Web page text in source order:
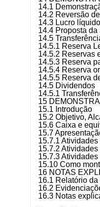
14.1
14.2 Reversão
14.3 Lucro
14.4 Proposta
14.5
14.5.1 Reserva
14.5.2 Reservas
14.5.3 Reserva
14.5.4 Reserva
14.5.5 Reserva
14.5 Dividendos
14.5.1
15
15.1 Introdução
15.2 Objetivo,
15.6 Caixa e
15.7
15.7.1
15.7.2
15.7.3
15.10 Como
16 NOTAS
16.1 Relatório da
16.2
16.3 Notas